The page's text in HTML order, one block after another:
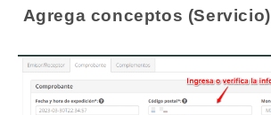
Agrega conceptos (Servicio)